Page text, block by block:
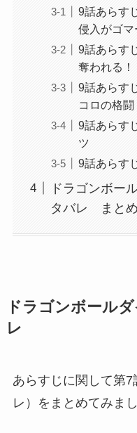
9話あらす
侵入がゴマ
9話あらす
奪われる！
9話あらす
コロの格闘
9話あらす
ツ
9話あらす
ドラゴンボー
タバレ まとめ
ドラゴンボール
レ
あらすじに関して第
レ）をまとめてみまし